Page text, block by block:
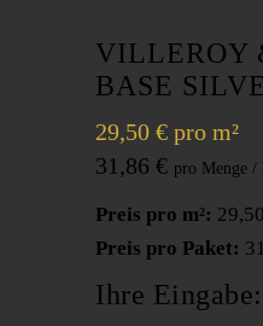
VILLEROY
BASE
29,50 € pro m²
31,86 €
Preis pro m²:
Preis pro Paket:
Ihre Eingabe: